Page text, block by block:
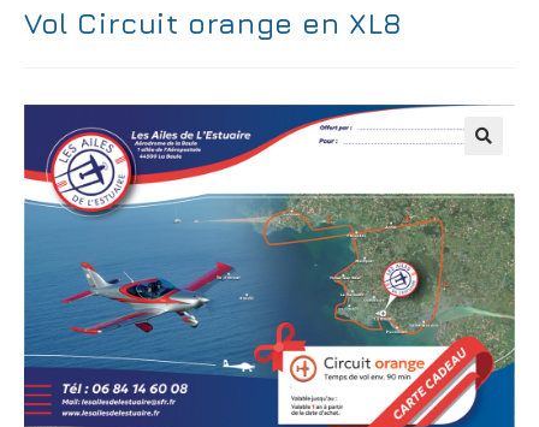
Vol Circuit orange en XL8